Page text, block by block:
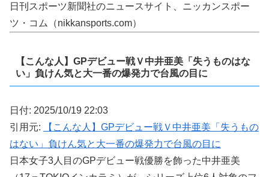
日刊スポーツ新聞社のニュースサイト、ニッカンスポー
ツ・コム（nikkansports.com）
【こんな人】GPデビュー戦Ｖ中井亜美「失うものはな
い」負けん気と大一番の爆発力で台風の目に
日付: 2025/10/19 22:03
引用元:
【こんな人】GPデビュー戦Ｖ中井亜美「失うもの
はない」負けん気と大一番の爆発力で台風の目に
日本女子3人目のGPデビュー戦優勝を飾った中井亜美